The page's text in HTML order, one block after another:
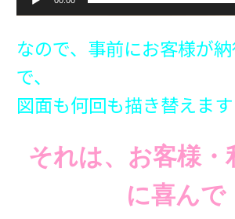
なので、事前にお客様が
で、
図面も何回も描き替えます
それは、お客様・
に喜んで